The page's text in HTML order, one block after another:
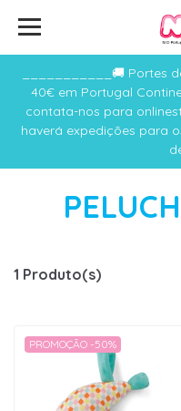
___________🚚 Portes
40€ em Portugal
contata-nos para
haverá expedições para
1 Produto(s)
PROMOÇÃO -50%